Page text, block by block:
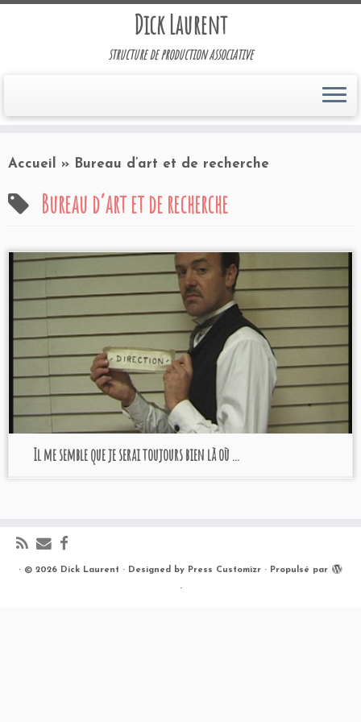
Dick Laurent
structure de production associative
Accueil » Bureau d’art et de recherche
Bureau d’art et de recherche
Il me semble que je serai toujours bien là où ...
· © 2026 Dick Laurent · Designed by Press Customizr · Propulsé par
·